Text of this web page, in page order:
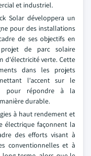
et industriel.
Solar développera un
pour des installations
de ses objectifs en
de parc solaire
d'électricité verte. Cette
dans les projets
l'accent sur le
pour répondre à la
durable.
à haut rendement et
électrique façonnent la
des efforts visant à
conventionnelles et à